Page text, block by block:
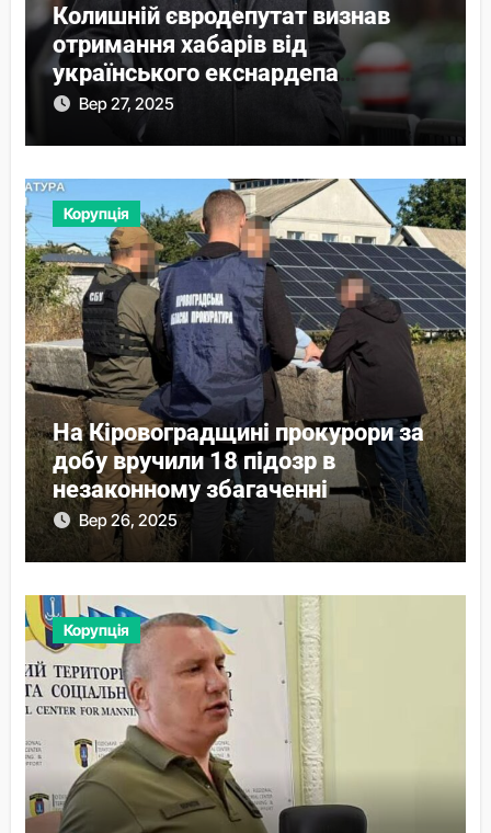
Колишній євродепутат визнав
отримання хабарів від
українського екснардепа
Волошина
Вер 27, 2025
Корупція
На Кіровоградщині прокурори за
добу вручили 18 підозр в
незаконному збагаченні
Вер 26, 2025
Корупція